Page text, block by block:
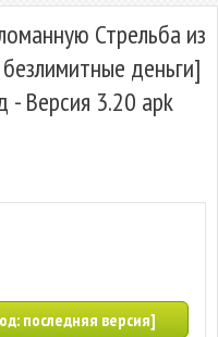
Стрельба из
деньги]
- Версия 3.20 apk
последняя версия]